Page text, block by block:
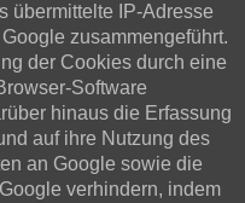
übermittelte IP-Adresse
zusammengeführt.
der Cookies durch eine
Software
hinaus die Erfassung
auf ihre Nutzung des
an Google sowie die
verhindern, indem